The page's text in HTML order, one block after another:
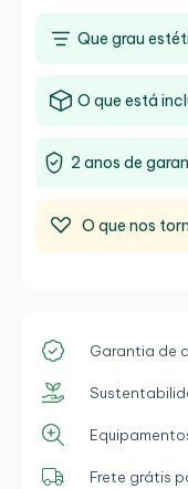
Que grau
O que está
2 anos de
O que nos
Garantia de
Frete grátis